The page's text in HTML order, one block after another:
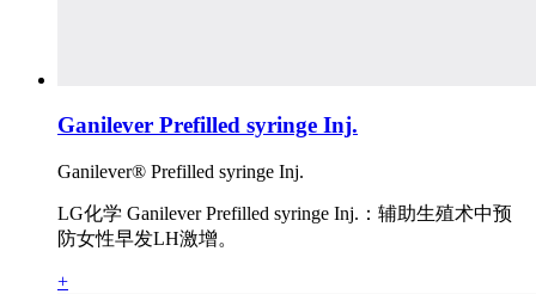
Ganilever Prefilled syringe Inj.
Ganilever® Prefilled syringe Inj.
LG化学 Ganilever Prefilled syringe Inj.：辅助生殖术中预
防女性早发LH激增。
+